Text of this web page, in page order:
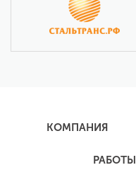
КОМПАНИЯ
РАБОТЫ